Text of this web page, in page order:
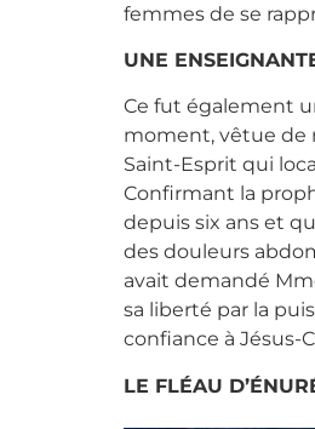
femmes de se
UNE
Ce fut également
moment, vêtue de
Saint-Esprit qui
Confirmant la
depuis six ans et
des douleurs
avait demandé
sa liberté par la
confiance à Jésus-
LE FLÉAU